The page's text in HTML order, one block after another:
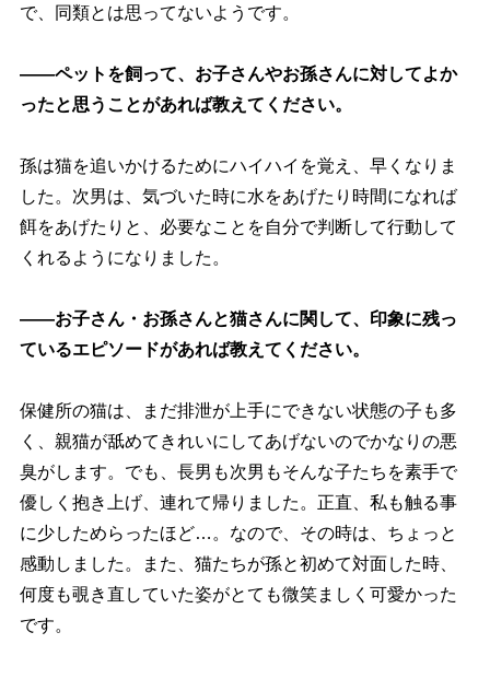
で、同類とは思ってないようです。
――ペットを飼って、お子さんやお孫さんに対してよか
ったと思うことがあれば教えてください。
孫は猫を追いかけるためにハイハイを覚え、早くなりま
した。次男は、気づいた時に水をあげたり時間になれば
餌をあげたりと、必要なことを自分で判断して行動して
くれるようになりました。
――お子さん・お孫さんと猫さんに関して、印象に残っ
ているエピソードがあれば教えてください。
保健所の猫は、まだ排泄が上手にできない状態の子も多
く、親猫が舐めてきれいにしてあげないのでかなりの悪
臭がします。でも、長男も次男もそんな子たちを素手で
優しく抱き上げ、連れて帰りました。正直、私も触る事
に少しためらったほど…。なので、その時は、ちょっと
感動しました。また、猫たちが孫と初めて対面した時、
何度も覗き直していた姿がとても微笑ましく可愛かった
です。